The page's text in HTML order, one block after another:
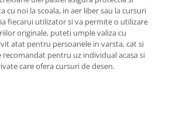
noi la scoala, in aer liber sau la cursuri
fiecarui utilizator si va permite o utilizare
originale, puteti umple valiza cu
atat pentru persoanele in varsta, cat si
pentru uz individual acasa si
care ofera cursuri de desen.